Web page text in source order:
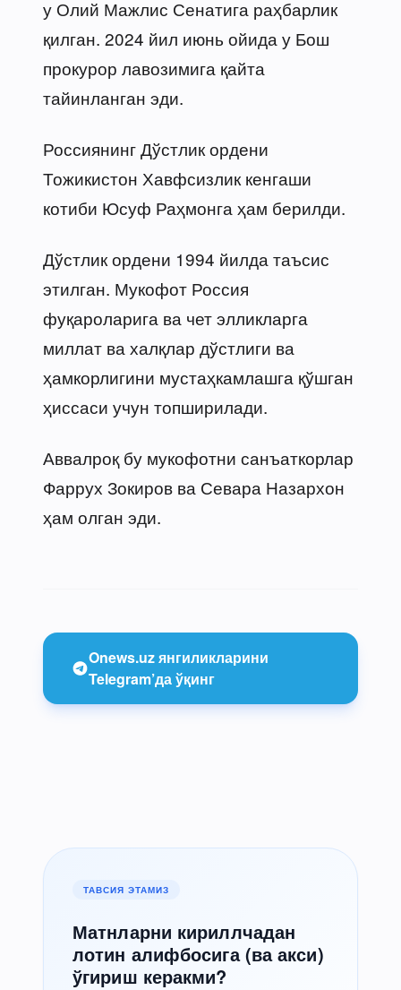
у Олий Мажлис Сенатига раҳбарлик
қилган. 2024 йил июнь ойида у Бош
прокурор лавозимига қайта
тайинланган эди.
Россиянинг Дўстлик ордени
Тожикистон Хавфсизлик кенгаши
котиби Юсуф Раҳмонга ҳам берилди.
Дўстлик ордени 1994 йилда таъсис
этилган. Мукофот Россия
фуқароларига ва чет элликларга
миллат ва халқлар дўстлиги ва
ҳамкорлигини мустаҳкамлашга қўшган
ҳиссаси учун топширилади.
Аввалроқ бу мукофотни санъаткорлар
Фаррух Зокиров ва Севара Назархон
ҳам олган эди.
Onews.uz янгиликларини
Telegram’да ўқинг
ТАВСИЯ ЭТАМИЗ
Матнларни кириллчадан
лотин алифбосига (ва акси)
ўгириш керакми?